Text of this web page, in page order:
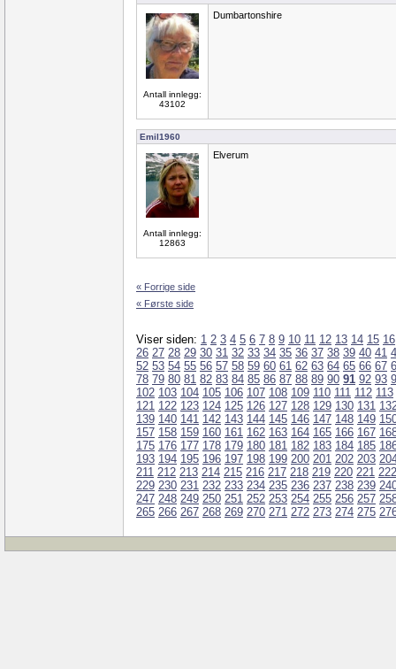
Antall innlegg:
43102
Dumbartonshire
Emil1960
Antall innlegg:
12863
Elverum
« Forrige side
« Første side
Viser siden: 1 2 3 4 5 6 7 8 9 10 11 12 13 14 15 16
26 27 28 29 30 31 32 33 34 35 36 37 38 39 40 41
52 53 54 55 56 57 58 59 60 61 62 63 64 65 66 67
78 79 80 81 82 83 84 85 86 87 88 89 90 91 92 93
102 103 104 105 106 107 108 109 110 111 112 113
121 122 123 124 125 126 127 128 129 130 131
139 140 141 142 143 144 145 146 147 148 149
157 158 159 160 161 162 163 164 165 166 167
175 176 177 178 179 180 181 182 183 184 185
193 194 195 196 197 198 199 200 201 202 203
211 212 213 214 215 216 217 218 219 220 221 222
229 230 231 232 233 234 235 236 237 238 239
247 248 249 250 251 252 253 254 255 256 257
265 266 267 268 269 270 271 272 273 274 275